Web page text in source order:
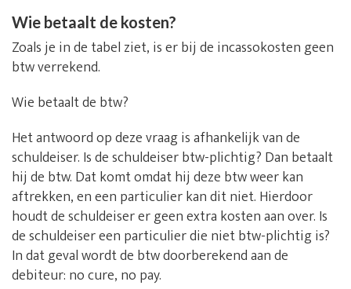
Wie betaalt de kosten?
Zoals je in de tabel ziet, is er bij de incassokosten geen
btw verrekend.
Wie betaalt de btw?
Het antwoord op deze vraag is afhankelijk van de
schuldeiser. Is de schuldeiser btw-plichtig? Dan betaalt
hij de btw. Dat komt omdat hij deze btw weer kan
aftrekken, en een particulier kan dit niet. Hierdoor
houdt de schuldeiser er geen extra kosten aan over. Is
de schuldeiser een particulier die niet btw-plichtig is?
In dat geval wordt de btw doorberekend aan de
debiteur: no cure, no pay.